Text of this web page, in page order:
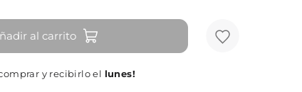
al carrito
y recibirlo el lunes!